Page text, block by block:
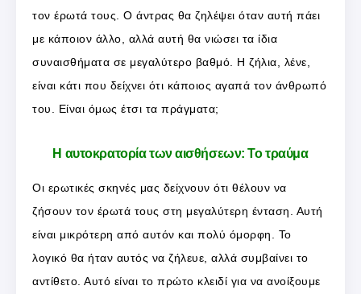
τον έρωτά τους. Ο άντρας θα ζηλέψει όταν αυτή πάει
με κάποιον άλλο, αλλά αυτή θα νιώσει τα ίδια
συναισθήματα σε μεγαλύτερο βαθμό. Η ζήλια, λένε,
είναι κάτι που δείχνει ότι κάποιος αγαπά τον άνθρωπό
του. Είναι όμως έτσι τα πράγματα;
Η αυτοκρατορία των αισθήσεων: Το τραύμα
Οι ερωτικές σκηνές μας δείχνουν ότι θέλουν να
ζήσουν τον έρωτά τους στη μεγαλύτερη ένταση. Αυτή
είναι μικρότερη από αυτόν και πολύ όμορφη. Το
λογικό θα ήταν αυτός να ζήλευε, αλλά συμβαίνει το
αντίθετο. Αυτό είναι το πρώτο κλειδί για να ανοίξουμε